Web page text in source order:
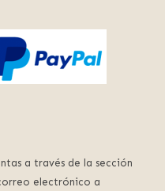
a través de la sección
electrónico a